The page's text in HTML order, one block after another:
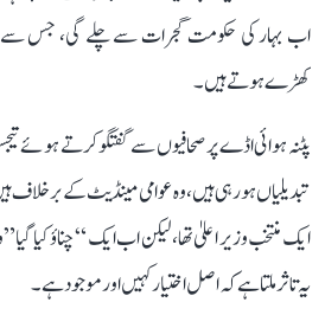
اب بہار کی حکومت گجرات سے چلے گی، جس سے
کھڑے ہوتے ہیں۔
پٹنہ ہوائی اڈے پر صحافیوں سے گفتگو کرتے ہوئے
تبدیلیاں ہو رہی ہیں، وہ عوامی مینڈیٹ کے برخلاف
ایک منتخب وزیر اعلیٰ تھا، لیکن اب ایک “چناؤ کیا
یہ تاثر ملتا ہے کہ اصل اختیار کہیں اور موجود ہے۔